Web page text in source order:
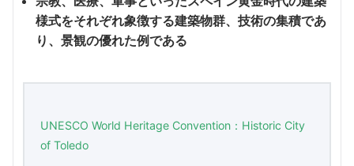
様式をそれぞれ象徴する建築物群、技術の集積であ
り、景観の優れた例である
UNESCO World Heritage Convention：Historic City
of Toledo